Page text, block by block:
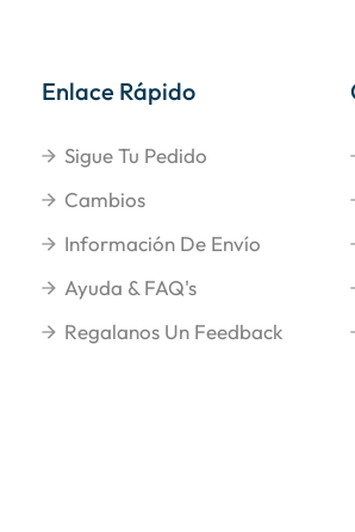
Enlace Rápido
Sigue Tu Pedido
Cambios
Información De Envío
Ayuda & FAQ's
Regalanos Un Feedback